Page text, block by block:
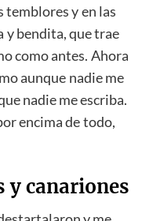
temblores y en las
y bendita, que trae
como antes. Ahora
aunque nadie me
nadie me escriba.
encima de todo,
y canariones